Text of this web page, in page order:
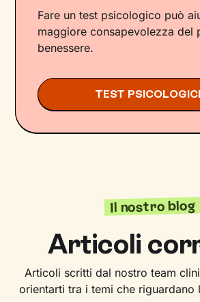
Fare un test psicologico può
maggiore consapevolezza del
benessere.
TEST PSICOLOGICI
Il nostro blog
Articoli
Articoli scritti dal nostro team
orientarti tra i temi che riguardano